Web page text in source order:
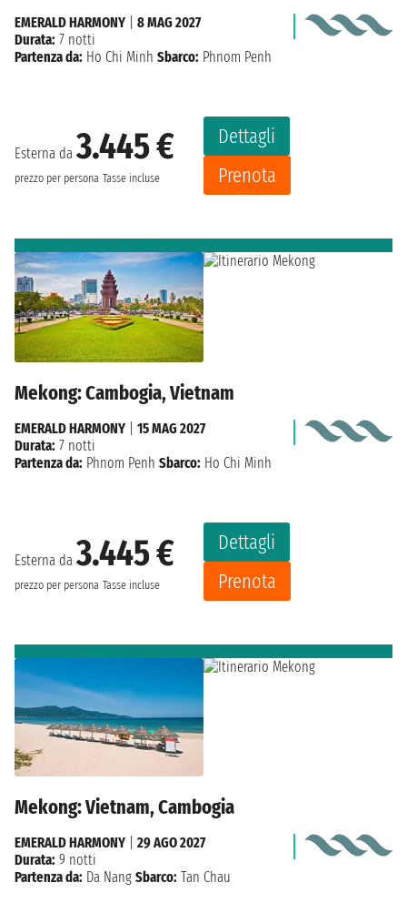
Esterna da3.445 €
prezzo per persona Tasse incluse
Dettagli
Prenota
EMERALD HARMONY
8 MAG 2027
Durata: 7 notti
Partenza da: Ho Chi Minh Sbarco: Phnom Penh
Mekong: Cambogia, Vietnam
Esterna da3.445 €
prezzo per persona Tasse incluse
Dettagli
Prenota
EMERALD HARMONY
15 MAG 2027
Durata: 7 notti
Partenza da: Phnom Penh Sbarco: Ho Chi Minh
Mekong: Vietnam, Cambogia
EMERALD HARMONY
29 AGO 2027
Durata: 9 notti
Partenza da: Da Nang Sbarco: Tan Chau